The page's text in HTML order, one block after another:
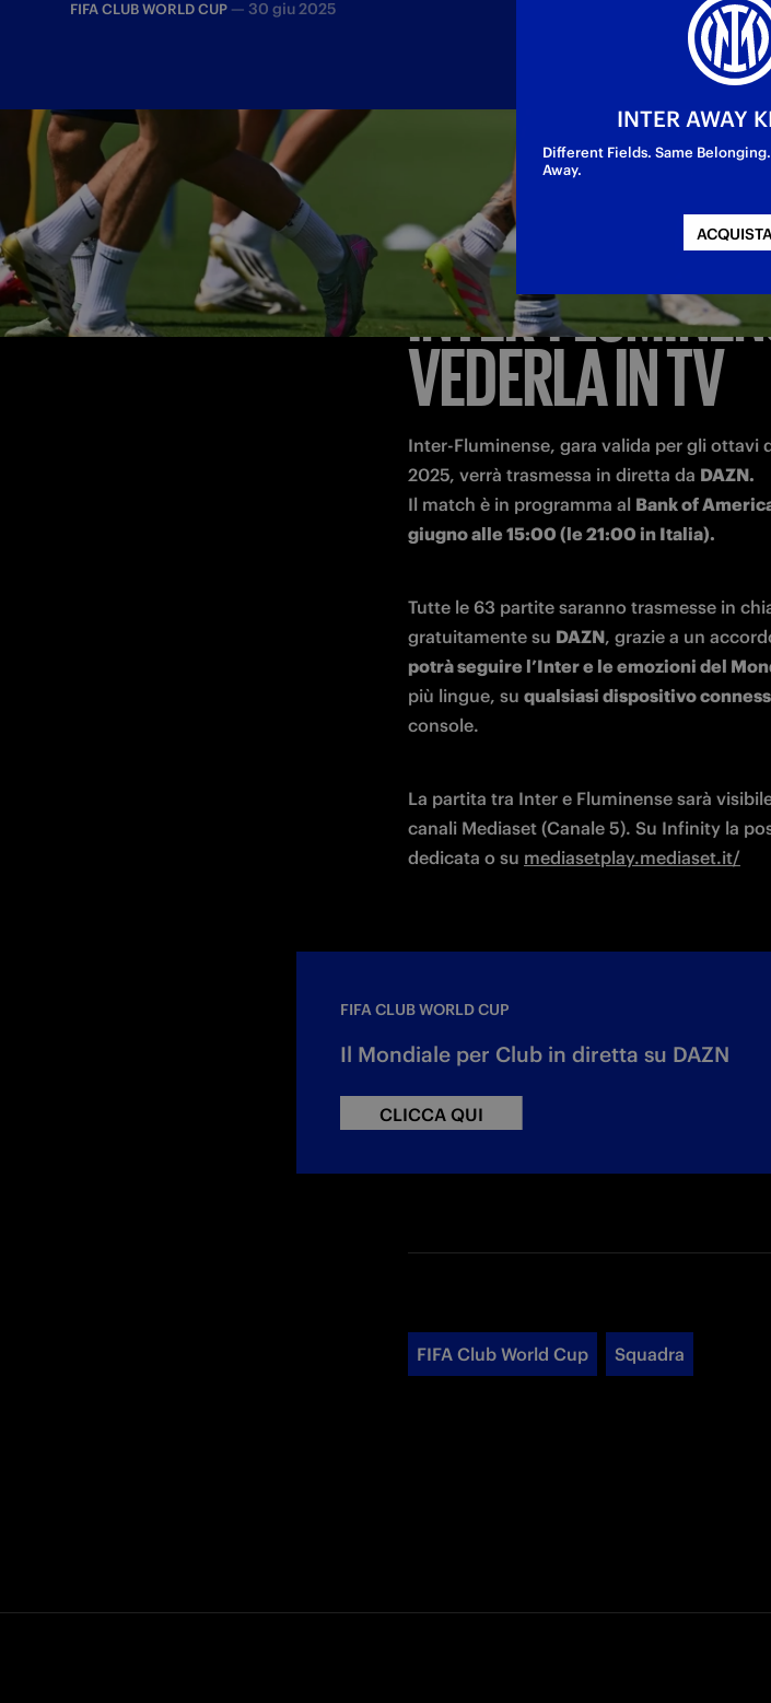
FIFA CLUB WORLD CUP — 30 giu 2025
INTER-
VEDERLA IN TV
Inter-Fluminense, gara valida per gli ottavi
2025, verrà trasmessa in diretta da
Il match è in programma al Bank of
giugno alle 15:00 (le 21:00 in Italia).
Tutte le 63 partite saranno trasmesse in
gratuitamente su DAZN, grazie a un
potrà seguire l’Inter e le emozioni del
più lingue, su qualsiasi dispositivo
console.
La partita tra Inter e Fluminense sarà
canali Mediaset (Canale 5). Su Infinity la
dedicata o su mediasetplay.mediaset.it/
FIFA CLUB WORLD CUP
Il Mondiale per Club in diretta su DAZN
CLICCA QUI
FIFA Club World Cup Squadra
INTER AWAY
Different Fields. Same
Away.